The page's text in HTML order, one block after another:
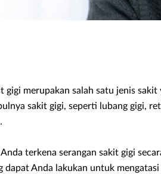
gigi merupakan salah satu jenis
sakit gigi, seperti lubang gigi,
Anda terkena serangan sakit gigi
dapat Anda lakukan untuk